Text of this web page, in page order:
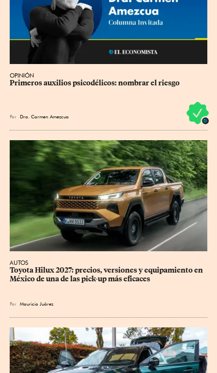
OPINIÓN
Primeros auxilios psicodélicos: nombrar el riesgo
Por Dra. Carmen Amezcua
AUTOS
Toyota Hilux 2027: precios, versiones y equipamiento en
México de una de las pick-up más eficaces
Por Mauricio Juárez